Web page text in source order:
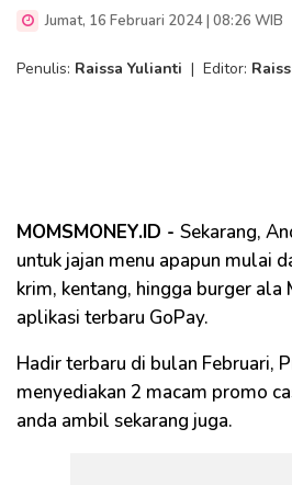
Jumat, 16 Februari 2024 | 08:26 WIB
Penulis: Raissa Yulianti | Editor:
MOMSMONEY.ID - Sekarang,
untuk jajan menu apapun mulai
krim, kentang, hingga burger ala
aplikasi terbaru GoPay.
Hadir terbaru di bulan Februari,
menyediakan 2 macam promo
anda ambil sekarang juga.